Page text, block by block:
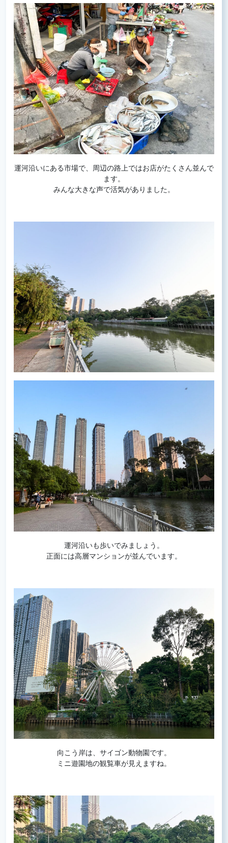
運河沿いにある市場で、周辺の路上ではお店がたくさん並んで
ます。
みんな大きな声で活気がありました。
運河沿いも歩いでみましょう。
正面には高層マンションが並んでいます。
向こう岸は、サイゴン動物園です。
ミニ遊園地の観覧車が見えますね。